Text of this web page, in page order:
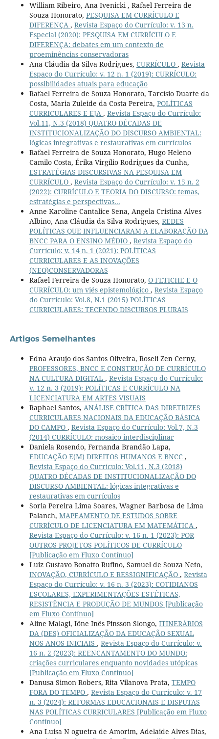
William Ribeiro, Ana Ivenicki , Rafael Ferreira de
Souza Honorato, PESQUISA EM CURRÍCULO E
DIFERENÇA , Revista Espaço do Currículo: v. 13 n.
Especial (2020): PESQUISA EM CURRÍCULO E
DIFERENÇA: debates em um contexto de
proeminências conservadoras
Ana Cláudia da Silva Rodrigues, CURRÍCULO , Revista
Espaço do Currículo: v. 12 n. 1 (2019): CURRÍCULO:
possibilidades atuais para educação
Rafael Ferreira de Souza Honorato, Tarcísio Duarte da
Costa, Maria Zuleide da Costa Pereira, POLÍTICAS
CURRICULARES E EJA , Revista Espaço do Currículo:
Vol.11, N.3 (2018) QUATRO DÉCADAS DE
INSTITUCIONALIZAÇÃO DO DISCURSO AMBIENTAL:
lógicas integrativas e restaurativas em currículos
Rafael Ferreira de Souza Honorato, Hugo Heleno
Camilo Costa, Érika Virgílio Rodrigues da Cunha,
ESTRATÉGIAS DISCURSIVAS NA PESQUISA EM
CURRÍCULO , Revista Espaço do Currículo: v. 15 n. 2
(2022): CURRÍCULO E TEORIA DO DISCURSO: temas,
estratégias e perspectivas...
Anne Karoline Cantalice Sena, Angela Cristina Alves
Albino, Ana Cláudia da Silva Rodrigues, REDES
POLÍTICAS QUE INFLUENCIARAM A ELABORAÇÃO DA
BNCC PARA O ENSINO MÉDIO , Revista Espaço do
Currículo: v. 14 n. 1 (2021): POLÍTICAS
CURRICULARES E AS INOVAÇÕES
(NEO)CONSERVADORAS
Rafael Ferreira de Souza Honorato, O FETICHE E O
CURRÍCULO: um viés epistemológico , Revista Espaço
do Currículo: Vol.8, N.1 (2015) POLÍTICAS
CURRICULARES: TECENDO DISCURSOS PLURAIS
Artigos Semelhantes
Edna Araujo dos Santos Oliveira, Roseli Zen Cerny,
PROFESSORES, BNCC E CONSTRUÇÃO DE CURRÍCULO
NA CULTURA DIGITAL , Revista Espaço do Currículo:
v. 12 n. 3 (2019): POLÍTICAS E CURRÍCULO NA
LICENCIATURA EM ARTES VISUAIS
Raphael Santos, ANÁLISE CRÍTICA DAS DIRETRIZES
CURRICULARES NACIONAIS DA EDUCAÇÃO BÁSICA
DO CAMPO , Revista Espaço do Currículo: Vol.7, N.3
(2014) CURRÍCULO: mosaico interdisciplinar
Daniela Rosendo, Fernanda Brandão Lapa,
EDUCAÇÃO E(M) DIREITOS HUMANOS E BNCC ,
Revista Espaço do Currículo: Vol.11, N.3 (2018)
QUATRO DÉCADAS DE INSTITUCIONALIZAÇÃO DO
DISCURSO AMBIENTAL: lógicas integrativas e
restaurativas em currículos
Soria Pereira Lima Soares, Wagner Barbosa de Lima
Palanch, MAPEAMENTO DE ESTUDOS SOBRE
CURRÍCULO DE LICENCIATURA EM MATEMÁTICA ,
Revista Espaço do Currículo: v. 16 n. 1 (2023): POR
OUTROS PROJETOS POLÍTICOS DE CURRÍCULO
[Publicação em Fluxo Contínuo]
Luiz Gustavo Bonatto Rufino, Samuel de Souza Neto,
INOVAÇÃO, CURRÍCULO E RESSIGNIFICAÇÃO , Revista
Espaço do Currículo: v. 16 n. 3 (2023): COTIDIANOS
ESCOLARES, EXPERIMENTAÇÕES ESTÉTICAS,
RESISTÊNCIA E PRODUÇÃO DE MUNDOS [Publicação
em Fluxo Contínuo]
Aline Malagi, Iône Inês Pinsson Slongo, ITINERÁRIOS
DA (DES) OFICIALIZAÇÃO DA EDUCAÇÃO SEXUAL
NOS ANOS INICIAIS , Revista Espaço do Currículo: v.
16 n. 2 (2023): REENCANTAMENTO DO MUNDO:
criações curriculares enquanto novidades utópicas
[Publicação em Fluxo Contínuo]
Danusa Simon Robers, Rita Vilanova Prata, TEMPO
FORA DO TEMPO , Revista Espaço do Currículo: v. 17
n. 3 (2024): REFORMAS EDUCACIONAIS E DISPUTAS
NAS POLÍTICAS CURRICULARES [Publicação em Fluxo
Contínuo]
Ana Luisa N ogueira de Amorim, Adelaide Alves Dias,